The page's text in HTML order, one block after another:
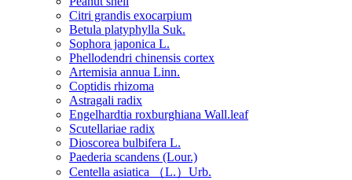
Citri grandis exocarpium
Betula platyphylla Suk.
Sophora japonica L.
Phellodendri chinensis cortex
Artemisia annua Linn.
Coptidis rhizoma
Astragali radix
Engelhardtia roxburghiana Wall.leaf
Scutellariae radix
Dioscorea bulbifera L.
Paederia scandens (Lour.)
Centella asiatica （L.）Urb.